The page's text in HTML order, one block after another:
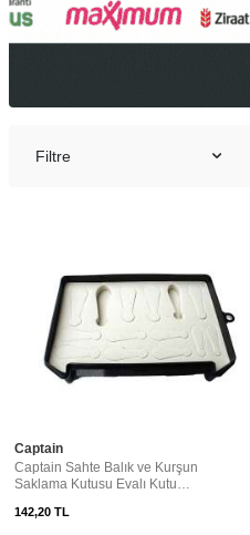
Filtre
Captain
Captain Sahte Balık ve Kurşun
Saklama Kutusu Evalı Kutu
142,20 TL